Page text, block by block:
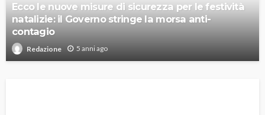
Ecco le nuove misure di sicurezza per le festività
natalizie: il Governo stringe la morsa anti-
contagio
Redazione 5 anni ago